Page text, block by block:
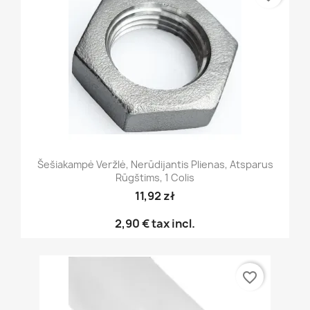
Šešiakampė Veržlė, Nerūdijantis Plienas, Atsparus
Rūgštims, 1 Colis
11,92 zł
2,90 €tax incl.
favorite_border